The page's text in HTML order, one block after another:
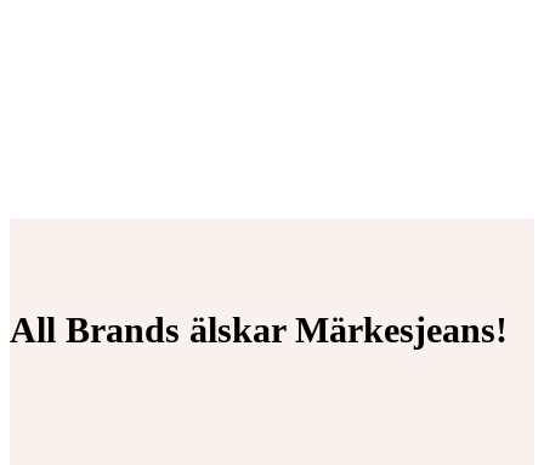
All Brands älskar Märkesjeans!